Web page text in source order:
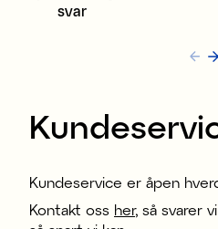
svar
Kundeservice er åpen
Kontakt oss her, så svarer